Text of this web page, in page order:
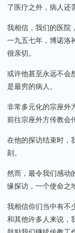
了医疗之外，病人还
我相信，我们的医院
一九五七年，博诺洛
很亲切。
或许他甚至永远不会
是最穷的病人。
非常多元化的宗座外
前往宗座外方传教会
在他的探访结束时，
刻。
然而，最令我们感动
缘探访，一个使命之
我相信你们当中有不
和其他许多人来说，